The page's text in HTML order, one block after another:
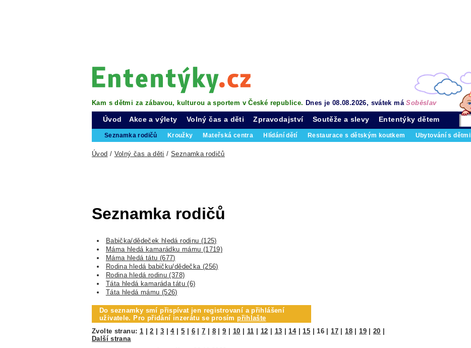
Kam s dětmi za zábavou, kulturou a sportem v České republice. Dnes je 08.08.2026, svátek máSoběslav
Úvod Akce a výlety Volný čas a děti
Seznamka rodičů Kroužky Mateřská centra Hlídání dětí Restaurace s dětským koutkem Ubytování s dětmi
Zpravodajství Soutěže a slevy Ententýky dětem
Úvod / Volný čas a děti /Seznamka rodičů
Seznamka rodičů
Babička/dědeček hledá rodinu (125)
Máma hledá kamarádku mámu (1719)
Máma hledá tátu (677)
Rodina hledá babičku/dědečka (256)
Rodina hledá rodinu (378)
Táta hledá kamaráda tátu (6)
Táta hledá mámu (526)
Do seznamky smí přispívat jen registrovaní a přihlášení
uživatele. Pro přidání inzerátu se prosímpřihlašte
Zvolte stranu: 1 |2 3 |4| 5 6|7 8|9 10 11 12 13 |14|15 |16 |17 |18|19|20
Další strana